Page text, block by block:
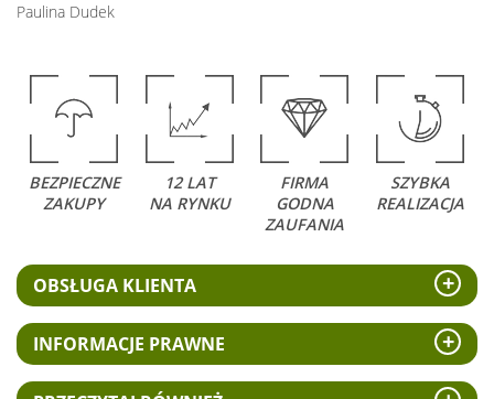
Paulina Dudek
BEZPIECZNE
ZAKUPY
12 LAT
NA RYNKU
FIRMA
GODNA
ZAUFANIA
SZYBKA
REALIZACJA
OBSŁUGA KLIENTA
INFORMACJE PRAWNE